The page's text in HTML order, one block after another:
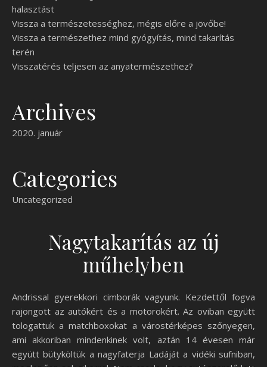
halasztást
Vissza a természetességhez, mégis előre a jövőbe!
Vissza a természethez mind gyógyítás, mind takarítás
terén
Visszatérés teljesen az anyatermészethez?
Archives
2020. január
Categories
Uncategorized
Nagytakarítás az új
műhelyben
Andrissal gyerekkori cimborák vagyunk. Kezdettől fogva
rajongott az autókért és a motorokért. Az oviban együtt
tologattuk a matchboxokat a várostérképes szőnyegen,
ami akkoriban mindenkinek volt, aztán 14 évesen már
együtt bütyköltük a nagyfaterja Ladáját a vidéki sufniban,